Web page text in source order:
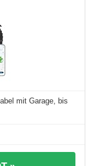
mit Garage, bis